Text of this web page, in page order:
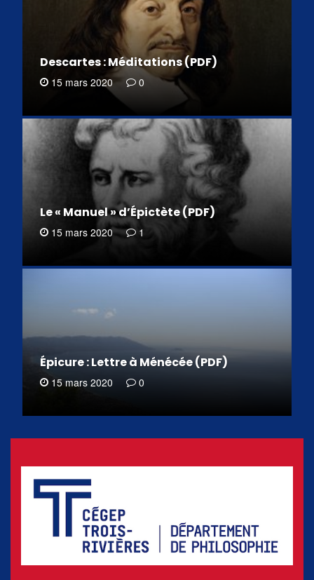
Descartes : Méditations (PDF)
15 mars 2020 0
Le « Manuel » d’Épictète (PDF)
15 mars 2020 1
Épicure : Lettre à Ménécée (PDF)
15 mars 2020 0